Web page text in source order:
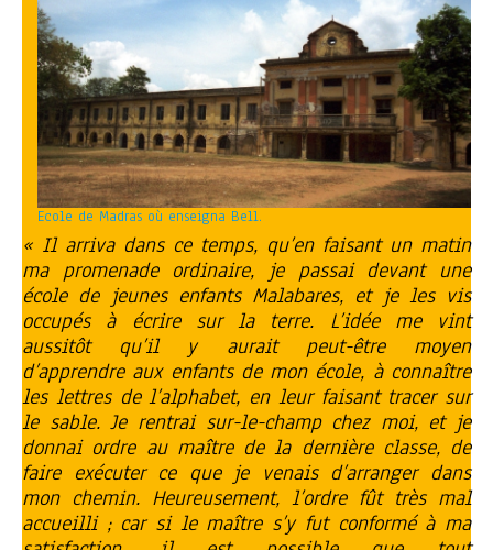
Ecole de Madras où enseigna Bell.
« Il arriva dans ce temps, qu’en faisant un matin
ma promenade ordinaire, je passai devant une
école de jeunes enfants Malabares, et je les vis
occupés à écrire sur la terre. L’idée me vint
aussitôt qu’il y aurait peut-être moyen
d’apprendre aux enfants de mon école, à connaître
les lettres de l’alphabet, en leur faisant tracer sur
le sable. Je rentrai sur-le-champ chez moi, et je
donnai ordre au maître de la dernière classe, de
faire exécuter ce que je venais d’arranger dans
mon chemin. Heureusement, l’ordre fût très mal
accueilli ; car si le maître s’y fut conformé à ma